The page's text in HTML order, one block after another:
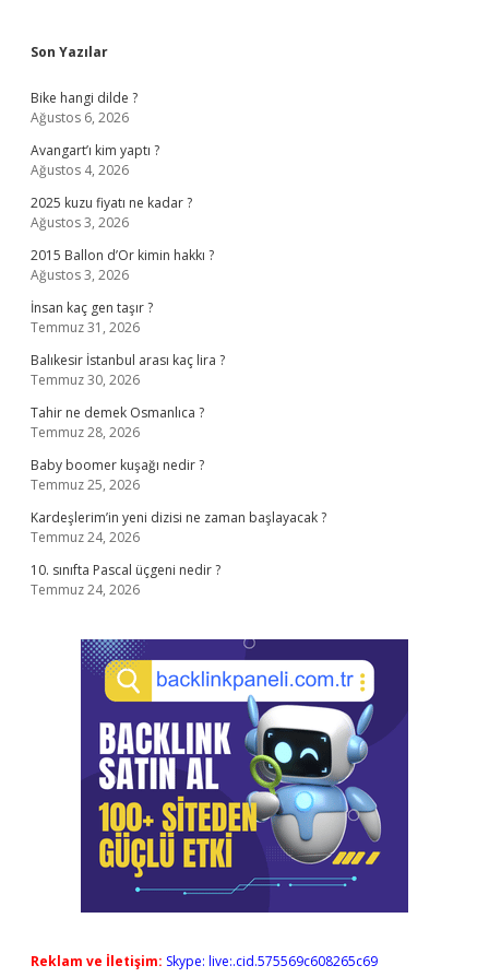
Sidebar
Son Yazılar
Bike hangi dilde ?
Ağustos 6, 2026
Avangart’ı kim yaptı ?
Ağustos 4, 2026
2025 kuzu fiyatı ne kadar ?
Ağustos 3, 2026
2015 Ballon d’Or kimin hakkı ?
Ağustos 3, 2026
İnsan kaç gen taşır ?
Temmuz 31, 2026
Balıkesir İstanbul arası kaç lira ?
Temmuz 30, 2026
Tahir ne demek Osmanlıca ?
Temmuz 28, 2026
Baby boomer kuşağı nedir ?
Temmuz 25, 2026
Kardeşlerim’in yeni dizisi ne zaman başlayacak ?
Temmuz 24, 2026
10. sınıfta Pascal üçgeni nedir ?
Temmuz 24, 2026
Reklam ve İletişim: Skype: live:.cid.575569c608265c69